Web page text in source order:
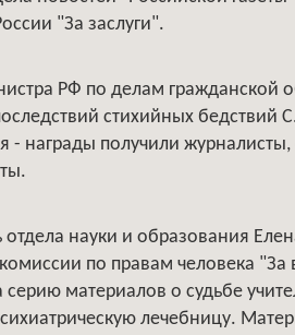
"За заслуги".
РФ по делам гражданской
стихийных бедствий
- награды получили
отдела науки и образования
по правам человека
серию материалов о судьбе
лечебницу.